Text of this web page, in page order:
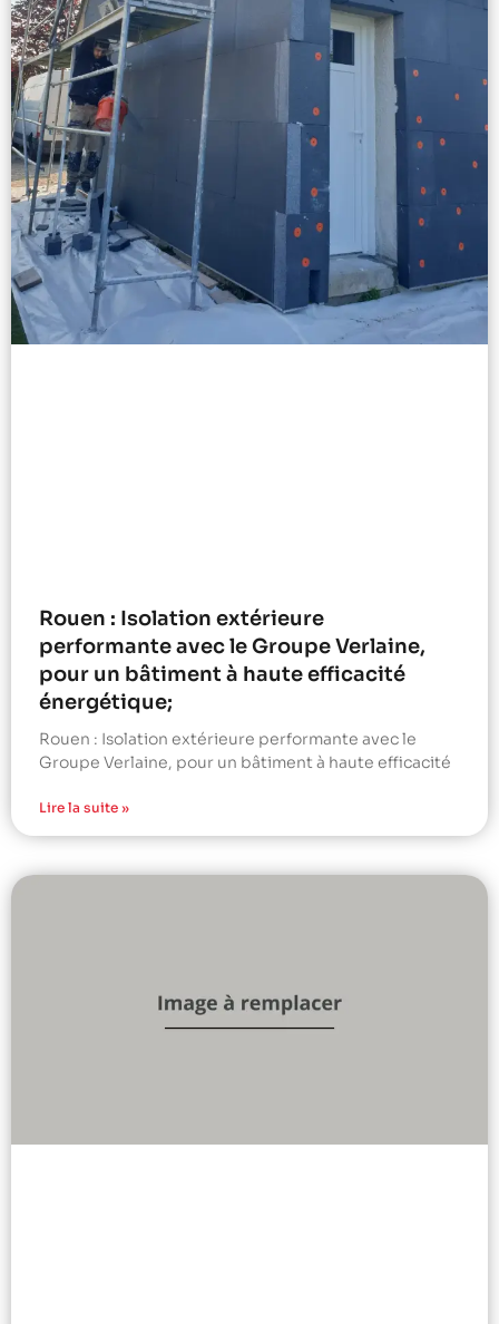
Rouen : Isolation extérieure
performante avec le Groupe Verlaine,
pour un bâtiment à haute efficacité
énergétique;
Rouen : Isolation extérieure performante avec le
Groupe Verlaine, pour un bâtiment à haute efficacité
Lire la suite »